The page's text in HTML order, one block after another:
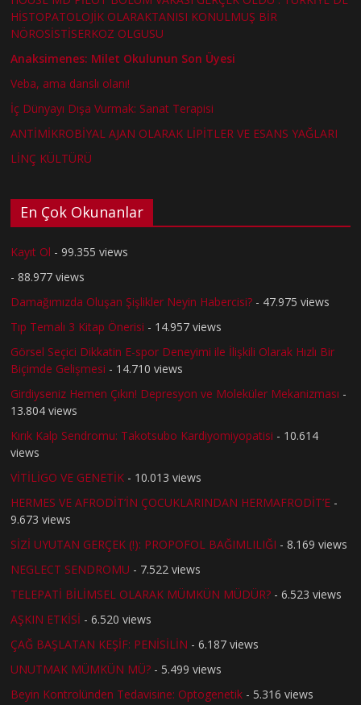
HİSTOPATOLOJİK OLARAKTANISI KONULMUŞ BİR
NÖROSİSTİSERKOZ OLGUSU
Anaksimenes: Milet Okulunun Son Üyesi
Veba, ama danslı olanı!
İç Dünyayı Dışa Vurmak: Sanat Terapisi
ANTİMİKROBİYAL AJAN OLARAK LİPİTLER VE ESANS YAĞLARI
LİNÇ KÜLTÜRÜ
En Çok Okunanlar
Kayıt Ol - 99.355 views
- 88.977 views
Damağımızda Oluşan Şişlikler Neyin Habercisi? - 47.975 views
Tıp Temalı 3 Kitap Önerisi - 14.957 views
Görsel Seçici Dikkatin E-spor Deneyimi ile İlişkili Olarak Hızlı Bir
Biçimde Gelişmesi - 14.710 views
Girdiyseniz Hemen Çıkın! Depresyon ve Moleküler Mekanizması -
13.804 views
Kırık Kalp Sendromu: Takotsubo Kardiyomiyopatisi - 10.614
views
VİTİLİGO VE GENETİK - 10.013 views
HERMES VE AFRODİT’İN ÇOCUKLARINDAN HERMAFRODİT’E -
9.673 views
SİZİ UYUTAN GERÇEK (!): PROPOFOL BAĞIMLILIĞI - 8.169 views
NEGLECT SENDROMU - 7.522 views
TELEPATİ BİLİMSEL OLARAK MÜMKÜN MÜDÜR? - 6.523 views
AŞKIN ETKİSİ - 6.520 views
ÇAĞ BAŞLATAN KEŞİF: PENİSİLİN - 6.187 views
UNUTMAK MÜMKÜN MÜ? - 5.499 views
Beyin Kontrolünden Tedavisine: Optogenetik - 5.316 views